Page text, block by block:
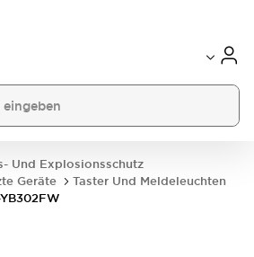
Und Explosionsschutz
Geräte
Taster Und Meldeleuchten